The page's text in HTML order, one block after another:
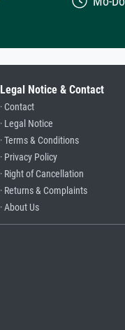
Legal Notice & Contact
· Contact
· Legal Notice
· Terms & Conditions
· Privacy Policy
· Right of Cancellation
· Returns & Complaints
· About Us